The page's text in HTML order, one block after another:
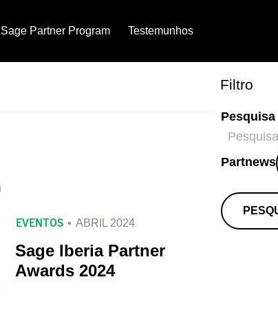
Sage Partner Program Testemunhos
EVENTOS ABRIL 2024
Sage Iberia Partner
Awards 2024
Filtro
Pesquisa
Partnews